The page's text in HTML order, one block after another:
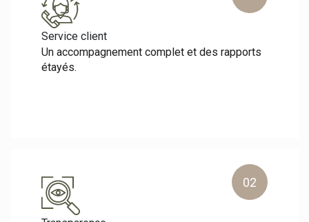
Service client
Un accompagnement complet et des rapports
étayés.
02